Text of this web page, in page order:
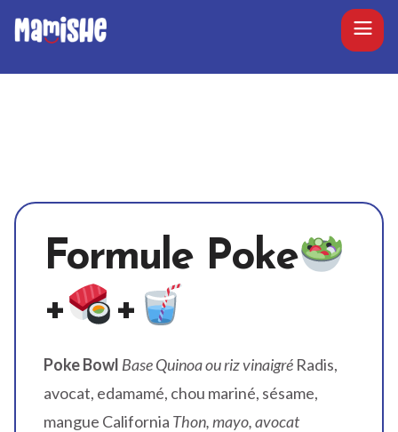
Formule Poke
+
+
Poke Bowl Base Quinoa ou riz vinaigré Radis,
avocat, edamamé, chou mariné, sésame,
mangue California Thon, mayo, avocat